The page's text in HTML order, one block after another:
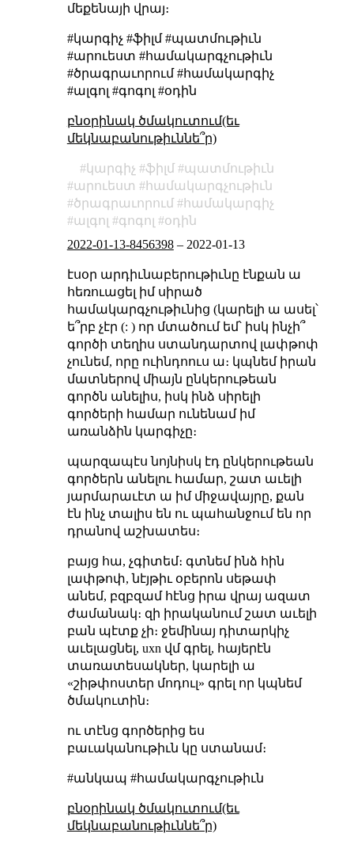
մեքենայի վրայ։
#կարգիչ #ֆիլմ #պատմութիւն
#արուեստ #համակարգչութիւն
#ծրագրաւորում #համակարգիչ
#ալգոլ #գոգոլ #օդին
բնօրինակ ծմակուտում(եւ
մեկնաբանութիւննե՞ր)
կարգիչ ֆիլմ
պատմութիւն
արուեստ
համակարգչութիւն
ծրագրաւորում
համակարգիչ
ալգոլ
գոգոլ
օդին
2022-01-13-8456398– 2022-01-13
էսօր արդիւնաբերութիւնը էնքան ա
հեռուացել իմ սիրած
համակարգչութիւնից (կարելի ա ասել՝
ե՞րբ չէր (: ) որ մտածում եմ՝ իսկ ինչի՞
գործի տեղիս ստանդարտով լափթոփ
չունեմ, որը ուինդոուս ա։ կպնեմ իրան
մատներով միայն ընկերութեան
գործն անելիս, իսկ ինձ սիրելի
գործերի համար ունենամ իմ
առանձին կարգիչը։
պարզապէս նոյնիսկ էդ ընկերութեան
գործերն անելու համար, շատ աւելի
յարմարաւէտ ա իմ միջավայրը, քան
էն ինչ տալիս են ու պահանջում են որ
դրանով աշխատես։
բայց հա, չգիտեմ։ գտնեմ ինձ հին
լափթոփ, նէյթիւ օբերոն սեթափ
անեմ, բզբզամ հէնց իրա վրայ ազատ
ժամանակ։ զի իրականում շատ աւելի
բան պէտք չի։ ջեմինայ դիտարկիչ
աւելացնել, uxn վմ գրել, հայերէն
տառատեսակներ, կարելի ա
«շիթփոստեր մոդուլ» գրել որ կպնեմ
ծմակուտին։
ու տէնց գործերից ես
բաւականութիւն կը ստանամ։
#անկապ #համակարգչութիւն
բնօրինակ ծմակուտում(եւ
մեկնաբանութիւննե՞ր)